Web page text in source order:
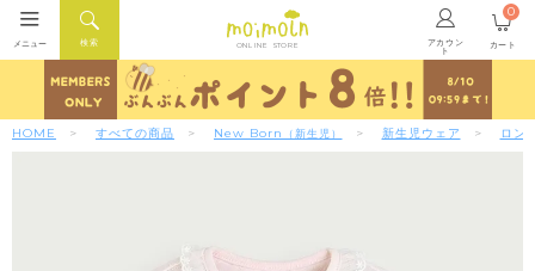
ONLINE STORE アカウン
ト
検索
メニュー カート
0
HOME すべての商品 New Born （新生児） 新生児ウェア ロン